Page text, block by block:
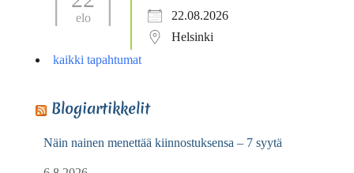
elo
22.08.2026
Helsinki
kaikki tapahtumat
Blogiartikkelit
Näin nainen menettää kiinnostuksensa – 7 syytä